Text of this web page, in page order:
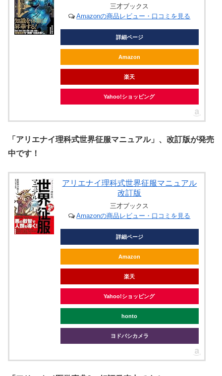
三才ブックス
Amazonの商品レビュー・口コミを見る
詳細ページ
Amazon
楽天
Yahoo!ショッピング
「アリエナイ理科式世界征服マニュアル」、改訂版が発売
中です！
アリエナイ理科式世界征服マニュアル
改訂版
三才ブックス
Amazonの商品レビュー・口コミを見る
詳細ページ
Amazon
楽天
Yahoo!ショッピング
honto
ヨドバシカメラ